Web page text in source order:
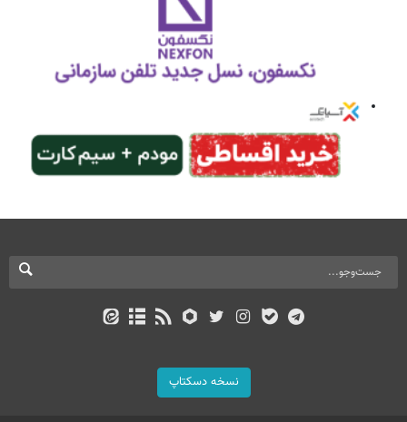
نسخه دسکتاپ